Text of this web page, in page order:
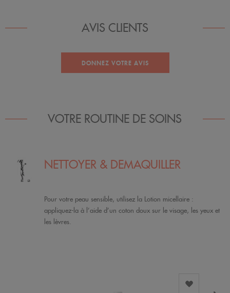
AVIS CLIENTS
DONNEZ VOTRE AVIS
VOTRE ROUTINE DE SOINS
NETTOYER & DEMAQUILLER
Pour votre peau sensible, utilisez la Lotion micellaire :
appliquez-la à l’aide d’un coton doux sur le visage, les yeux et
les lèvres.